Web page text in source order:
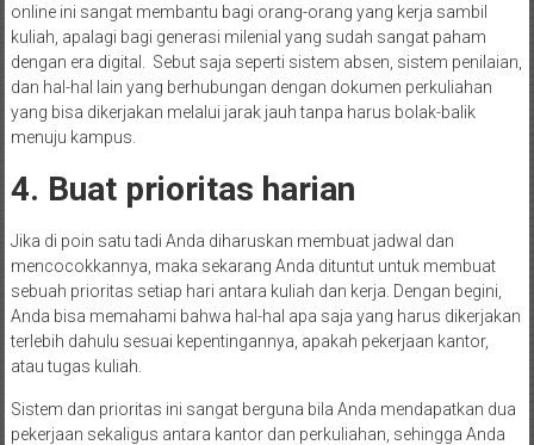
online ini sangat membantu bagi orang-orang yang kerja sambil
kuliah, apalagi bagi generasi milenial yang sudah sangat paham
dengan era digital. Sebut saja seperti sistem absen, sistem penilaian,
dan hal-hal lain yang berhubungan dengan dokumen perkuliahan
yang bisa dikerjakan melalui jarak jauh tanpa harus bolak-balik
menuju kampus.
4. Buat prioritas harian
Jika di poin satu tadi Anda diharuskan membuat jadwal dan
mencocokkannya, maka sekarang Anda dituntut untuk membuat
sebuah prioritas setiap hari antara kuliah dan kerja. Dengan begini,
Anda bisa memahami bahwa hal-hal apa saja yang harus dikerjakan
terlebih dahulu sesuai kepentingannya, apakah pekerjaan kantor,
atau tugas kuliah.
Sistem dan prioritas ini sangat berguna bila Anda mendapatkan dua
pekerjaan sekaligus antara kantor dan perkuliahan, sehingga Anda